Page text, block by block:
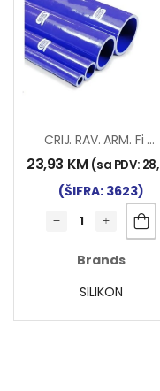
CRIJ. RAV. ARM. Fi 38×1000 SILIKON
23,93 KM (sa PDV: 28,00
(ŠIFRA: 3623)
Brands
SILIKON